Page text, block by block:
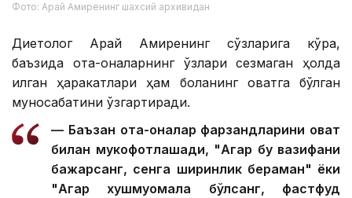
Фото: Арай Амиренинг шахсий архивидан
Диетолог Арай Амиренинг сўзларига кўра,
баъзида ота-оналарнинг ўзлари сезмаган ҳолда
қилган ҳаракатлари ҳам боланинг овқатга бўлган
муносабатини ўзгартиради.
— Баъзан ота-оналар фарзандларини овқат
билан мукофотлашади, "Агар бу вазифани
бажарсанг, сенга ширинлик бераман" ёки
"Агар хушмуомала бўлсанг, фастфуд